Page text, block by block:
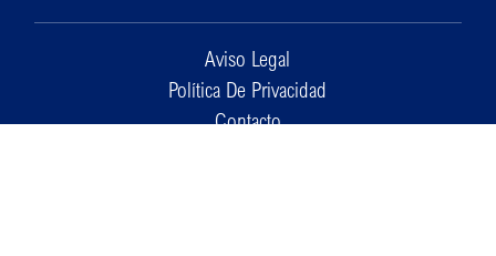
Aviso Legal
Política De Privacidad
Contacto